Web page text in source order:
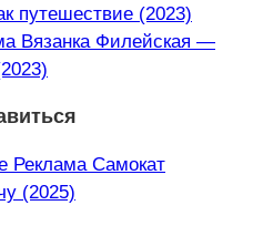
путешествие (2023)
Вязанка Филейская —